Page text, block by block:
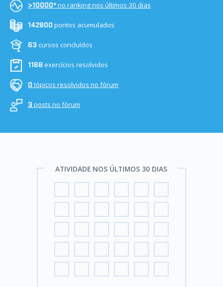
>10000ºno ranking nos últimos 30 dias
142800 pontos acumulados
63 cursos concluídos
1168 exercícios resolvidos
0 tópicos resolvidos no fórum
3 posts no fórum
ATIVIDADE NOS ÚLTIMOS 30 DIAS